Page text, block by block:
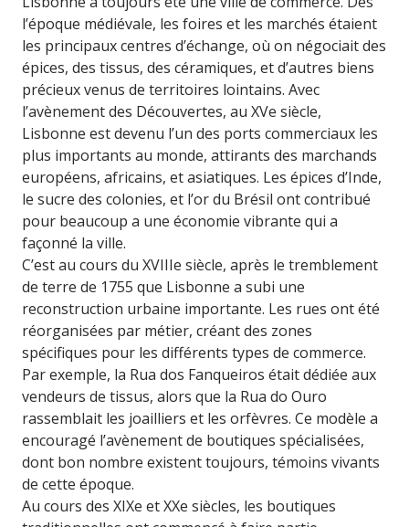
l’époque médiévale, les foires et les marchés étaient
les principaux centres d’échange, où on négociait des
épices, des tissus, des céramiques, et d’autres biens
précieux venus de territoires lointains. Avec
l’avènement des Découvertes, au XVe siècle,
Lisbonne est devenu l’un des ports commerciaux les
plus importants au monde, attirants des marchands
européens, africains, et asiatiques. Les épices d’Inde,
le sucre des colonies, et l’or du Brésil ont contribué
pour beaucoup a une économie vibrante qui a
façonné la ville.
C’est au cours du XVIIIe siècle, après le tremblement
de terre de 1755 que Lisbonne a subi une
reconstruction urbaine importante. Les rues ont été
réorganisées par métier, créant des zones
spécifiques pour les différents types de commerce.
Par exemple, la Rua dos Fanqueiros était dédiée aux
vendeurs de tissus, alors que la Rua do Ouro
rassemblait les joailliers et les orfèvres. Ce modèle a
encouragé l’avènement de boutiques spécialisées,
dont bon nombre existent toujours, témoins vivants
de cette époque.
Au cours des XIXe et XXe siècles, les boutiques